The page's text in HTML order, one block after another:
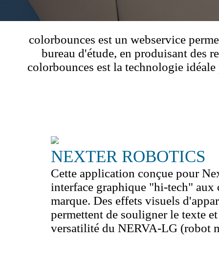
colorbounces est un webservice
bureau d'étude, en produisant des
colorbounces est la technologie
NEXTER ROBOTICS
Cette application conçue pour
interface graphique "hi-tech" aux
marque. Des effets visuels
permettent de souligner le texte
versatilité du NERVA-LG (robot